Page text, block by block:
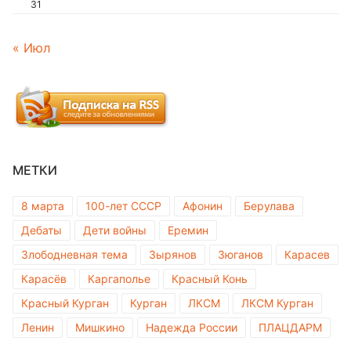
31
« Июл
МЕТКИ
8 марта 100-лет СССР Афонин
Берулава
Дебаты
Дети войны
Еремин
Злободневная тема
Зырянов Зюганов
Карасев
Карасёв
Каргаполье
Красный Конь
Красный Курган
Курган ЛКСМ
ЛКСМ Курган
Ленин
Мишкино Надежда России
ПЛАЦДАРМ